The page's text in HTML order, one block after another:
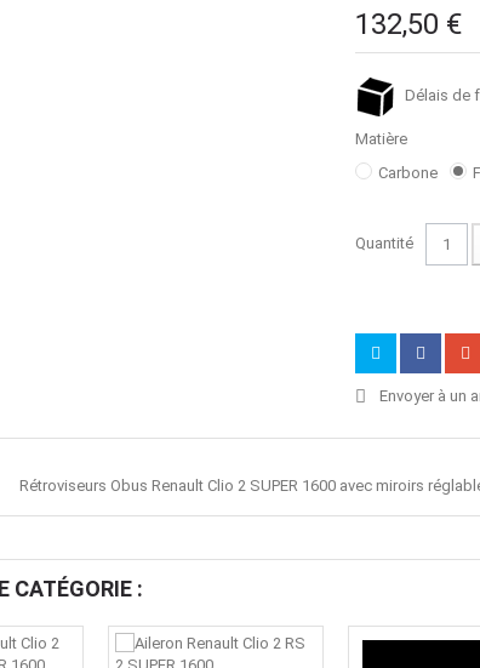
132,50 €
Délais de
Matière
Carbone
Quantité
Envoyer à un
Rétroviseurs Obus Renault Clio 2 SUPER 1600 avec miroirs
CATÉGORIE :